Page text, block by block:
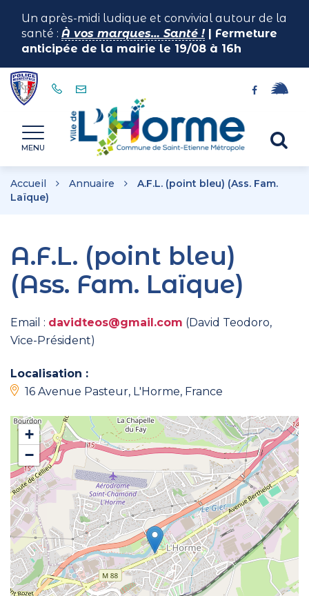
Un après-midi ludique et convivial autour de la
santé : À vos marques… Santé ! | Fermeture
anticipée de la mairie le 19/08 à 16h
Lien
compte
Facebook
Lien
compte
illiwap
MENU
Horme
Accueil Annuaire
A.F.L. (point bleu) (Ass. Fam.
Laïque)
A.F.L. (point bleu)
(Ass. Fam. Laïque)
Email : davidteos@gmail.com (David Teodoro,
Vice-Président)
Localisation :
16 Avenue Pasteur, L'Horme, France
+
−